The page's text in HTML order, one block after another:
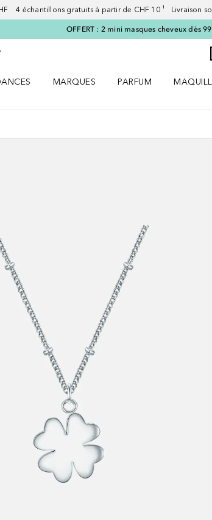
4 échantillons gratuits à partir de CHF 10 ¹ Livraison
OFFERT : 2 mini masques cheveux dès
MARQUES
PARFUM